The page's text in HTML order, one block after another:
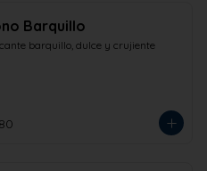
Barquillo
barquillo, dulce y crujiente